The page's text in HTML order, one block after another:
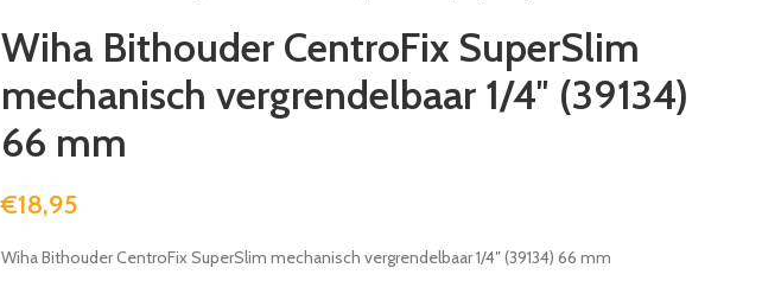
Wiha Bithouder CentroFix SuperSlim
mechanisch vergrendelbaar 1/4″ (39134)
66 mm
€18,95
Wiha Bithouder CentroFix SuperSlim mechanisch vergrendelbaar 1/4″ (39134) 66 mm